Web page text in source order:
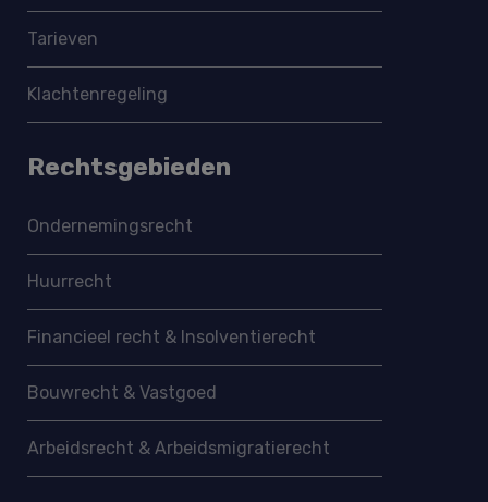
Tarieven
Klachtenregeling
Rechtsgebieden
Ondernemings­recht
Huurrecht
Financieel recht & Insolventierecht
Bouwrecht & Vastgoed
Arbeidsrecht & Arbeidsmigratie­recht